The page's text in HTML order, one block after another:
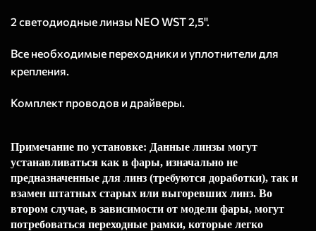
2 светодиодные линзы NEO WST 2,5".
Все необходимые переходники и уплотнители для
крепления.
Комплект проводов и драйверы.
Примечание по установке: Данные линзы могут
устанавливаться как в фары, изначально не
предназначенные для линз (требуются доработки), так и
взамен штатных старых или выгоревших линз. Во
втором случае, в зависимости от модели фары, могут
потребоваться переходные рамки, которые легко